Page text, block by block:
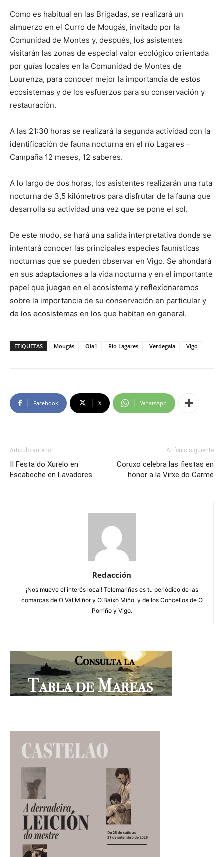
Como es habitual en las Brigadas, se realizará un
almuerzo en el Curro de Mougás, invitado por la
Comunidad de Montes y, después, los asistentes
visitarán las zonas de especial valor ecológico orientada
por guías locales en la Comunidad de Montes de
Lourenza, para conocer mejor la importancia de estos
ecosistemas y de los esfuerzos para su conservación y
restauración.
A las 21:30 horas se realizará la segunda actividad con la
identificación de fauna nocturna en el río Lagares –
Campaña 12 meses, 12 saberes.
A lo largo de dos horas, los asistentes realizarán una ruta
nocturna de 3,5 kilómetros para disfrutar de la fauna que
desarrolla su actividad una vez que se pone el sol.
De este modo, se hará una salida interpretativa donde se
intentará conocer las principales especies faunísticas
nocturnas que se pueden observar en Vigo. Se ahondará
en sus adaptaciones a la vida nocturna y en el importante
papel que juegan en el ecosistema y reflexionaremos
sobre la importancia de su conservación en particular y
de los ecosistemas en los que habitan en general.
ETIQUETAS Mougás Oia1 Río Lagares Verdegaia Vigo
Facebook X WhatsApp
Artículo anterior
II Festa do Xurelo en
Escabeche en Lavadores
Artículo siguiente
Coruxo celebra las fiestas en
honor a la Virxe do Carme
Redacción
¡Nos mueve el interés local! Telemariñas es tu periódico de las
comarcas de O Val Miñor y O Baixo Miño, y de los Concellos de O
Porriño y Vigo.